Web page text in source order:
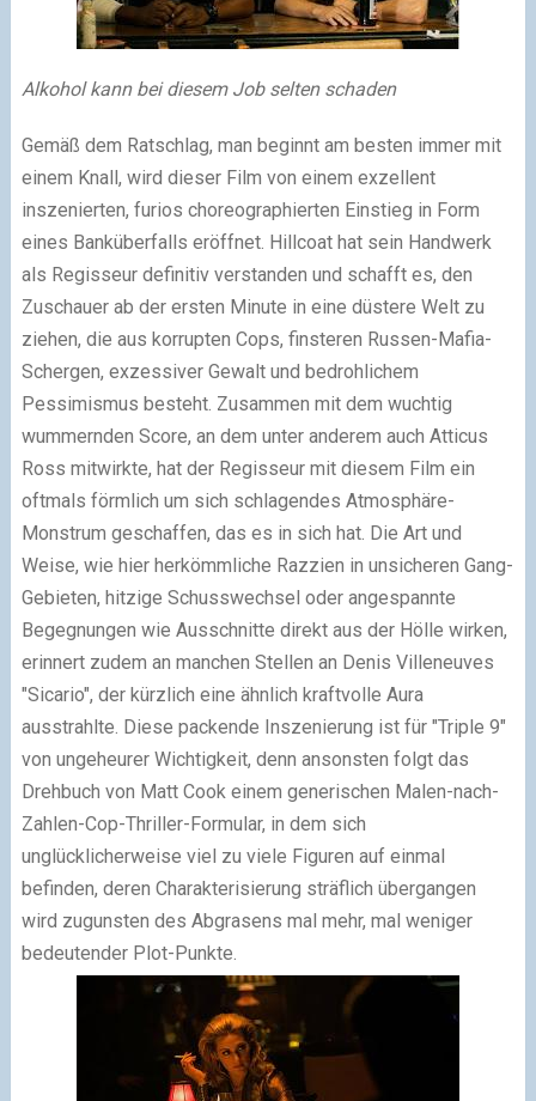
Alkohol kann bei diesem Job selten schaden
Gemäß dem Ratschlag, man beginnt am besten immer mit
einem Knall, wird dieser Film von einem exzellent
inszenierten, furios choreographierten Einstieg in Form
eines Banküberfalls eröffnet. Hillcoat hat sein Handwerk
als Regisseur definitiv verstanden und schafft es, den
Zuschauer ab der ersten Minute in eine düstere Welt zu
ziehen, die aus korrupten Cops, finsteren Russen-Mafia-
Schergen, exzessiver Gewalt und bedrohlichem
Pessimismus besteht. Zusammen mit dem wuchtig
wummernden Score, an dem unter anderem auch Atticus
Ross mitwirkte, hat der Regisseur mit diesem Film ein
oftmals förmlich um sich schlagendes Atmosphäre-
Monstrum geschaffen, das es in sich hat. Die Art und
Weise, wie hier herkömmliche Razzien in unsicheren Gang-
Gebieten, hitzige Schusswechsel oder angespannte
Begegnungen wie Ausschnitte direkt aus der Hölle wirken,
erinnert zudem an manchen Stellen an Denis Villeneuves
"Sicario", der kürzlich eine ähnlich kraftvolle Aura
ausstrahlte. Diese packende Inszenierung ist für "Triple 9"
von ungeheurer Wichtigkeit, denn ansonsten folgt das
Drehbuch von Matt Cook einem generischen Malen-nach-
Zahlen-Cop-Thriller-Formular, in dem sich
unglücklicherweise viel zu viele Figuren auf einmal
befinden, deren Charakterisierung sträflich übergangen
wird zugunsten des Abgrasens mal mehr, mal weniger
bedeutender Plot-Punkte.